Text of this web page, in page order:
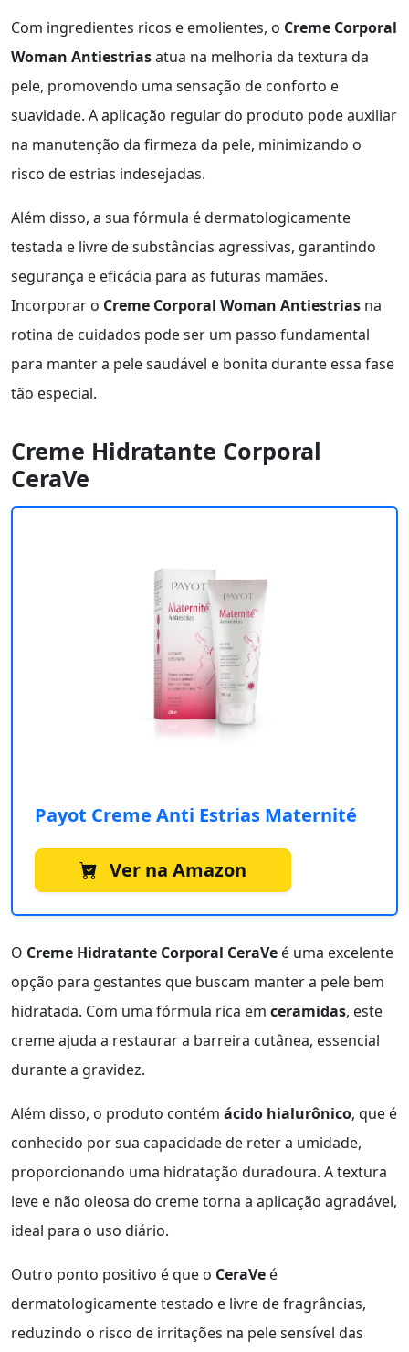
Com ingredientes ricos e emolientes, o Creme Corporal
Woman Antiestriasatua na melhoria da textura da
pele, promovendo uma sensação de conforto e
suavidade. A aplicação regular do produto pode auxiliar
na manutenção da firmeza da pele, minimizando o
risco de estrias indesejadas.
Além disso, a sua fórmula é dermatologicamente
testada e livre de substâncias agressivas, garantindo
segurança e eficácia para as futuras mamães.
Incorporar o Creme Corporal Woman Antiestrias na
rotina de cuidados pode ser um passo fundamental
para manter a pele saudável e bonita durante essa fase
tão especial.
Creme Hidratante Corporal
CeraVe
Payot Creme Anti Estrias Maternité
Ver na Amazon
O Creme Hidratante Corporal CeraVe é uma excelente
opção para gestantes que buscam manter a pele bem
hidratada. Com uma fórmula rica em ceramidas, este
creme ajuda a restaurar a barreira cutânea, essencial
durante a gravidez.
Além disso, o produto contém ácido hialurônico, que é
conhecido por sua capacidade de reter a umidade,
proporcionando uma hidratação duradoura. A textura
leve e não oleosa do creme torna a aplicação agradável,
ideal para o uso diário.
Outro ponto positivo é que o CeraVe é
dermatologicamente testado e livre de fragrâncias,
reduzindo o risco de irritações na pele sensível das